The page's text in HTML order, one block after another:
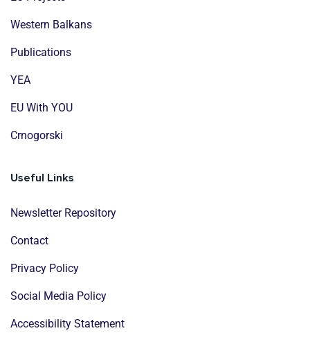
Western Balkans
Publications
YEA
EU With YOU
Crnogorski
Useful Links
Newsletter Repository
Contact
Privacy Policy
Social Media Policy
Accessibility Statement